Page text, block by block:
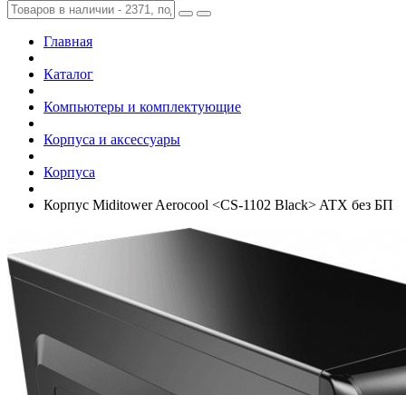
Главная
Каталог
Компьютеры и комплектующие
Корпуса и аксессуары
Корпуса
Корпус Miditower Aerocool <CS-1102 Black> ATX без БП